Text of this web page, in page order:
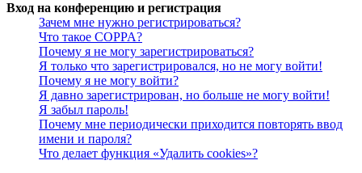
Вход на конференцию и регистрация
Зачем мне нужно регистрироваться?
Что такое COPPA?
Почему я не могу зарегистрироваться?
Я только что зарегистрировался, но не могу войти!
Почему я не могу войти?
Я давно зарегистрирован, но больше не могу войти!
Я забыл пароль!
Почему мне периодически приходится повторять ввод
имени и пароля?
Что делает функция «Удалить cookies»?